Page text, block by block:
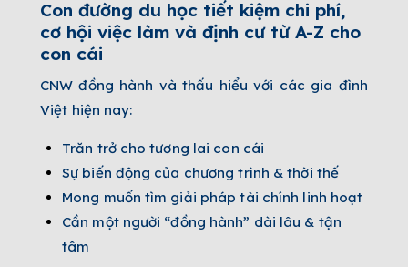
Con đường du học tiết kiệm chi phí,
cơ hội việc làm và định cư từ A-Z cho
con cái
CNW đồng hành và thấu hiểu với các gia đình
Việt hiện nay:
Trăn trở cho tương lai con cái
Sự biến động của chương trình & thời thế
Mong muốn tìm giải pháp tài chính linh hoạt
Cần một người “đồng hành” dài lâu & tận
tâm